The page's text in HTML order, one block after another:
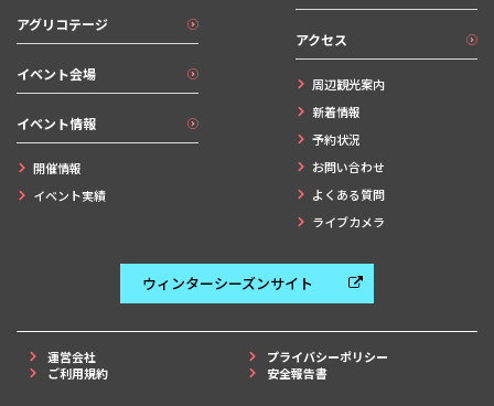
アグリコテージ
イベント会場
イベント情報
開催情報
イベント実績
アクセス
周辺観光案内
新着情報
予約状況
お問い合わせ
よくある質問
ライブカメラ
ウィンターシーズンサイト
運営会社
プライバシーポリシー
ご利用規約
安全報告書